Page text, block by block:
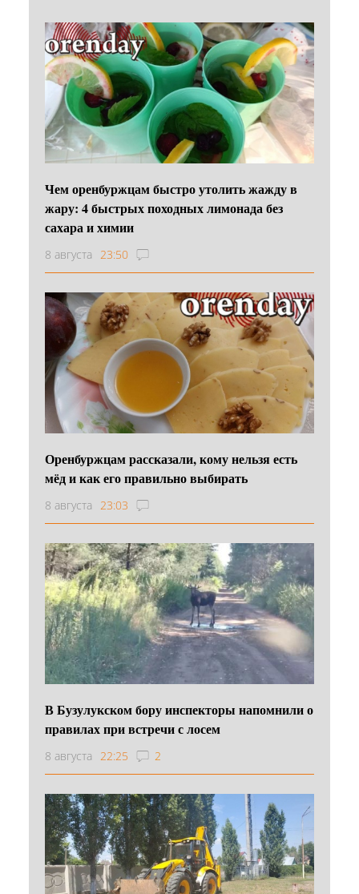
Чем оренбуржцам быстро утолить жажду в
жару: 4 быстрых походных лимонада без
сахара и химии
8 августа 23:50
Оренбуржцам рассказали, кому нельзя есть
мёд и как его правильно выбирать
8 августа 23:03
В Бузулукском бору инспекторы напомнили о
правилах при встречи с лосем
8 августа 22:25 2